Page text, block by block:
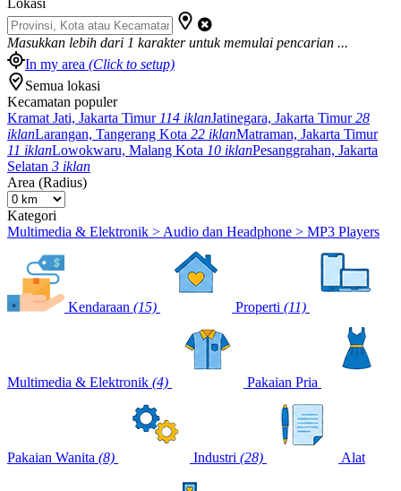
Masukkan lebih dari 1 karakter untuk memulai pencarian ...
In my area (Click to setup)
Semua lokasi
Kecamatan populer
Kramat Jati, Jakarta Timur 114 iklanJatinegara, Jakarta Timur28
iklanLarangan, Tangerang Kota 22 iklanMatraman, Jakarta Timur
11 iklanLowokwaru, Malang Kota 10 iklanPesanggrahan, Jakarta
Selatan 3 iklan
Area (Radius)
Kategori
Multimedia & Elektronik > Audio dan Headphone > MP3 Players
Kendaraan (15) Properti (11)
Multimedia & Elektronik (4) Pakaian Pria
Pakaian Wanita (8) Industri (28) Alat